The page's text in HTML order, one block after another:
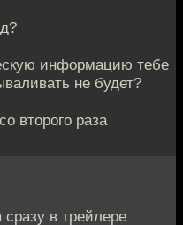
информацию тебе
не будет?
второго раза
сразу в трейлере